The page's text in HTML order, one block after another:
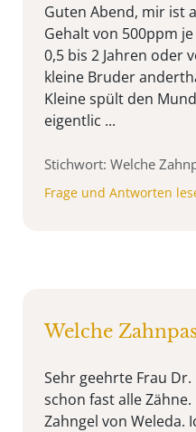
Guten Abend, mir ist
Gehalt von 500ppm
0,5 bis 2 Jahren oder
kleine Bruder
Kleine spült den
eigentlic ...
Stichwort: Welche
Frage und Antworten
Welche
Sehr geehrte Frau
schon fast alle
Zahngel von Weleda.